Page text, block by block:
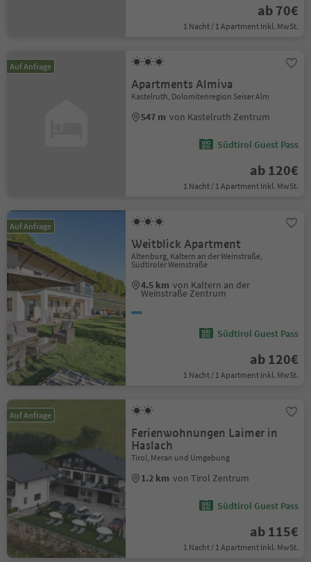
ab 70€
1 Nacht / 1 Apartment Inkl. MwSt.
Auf Anfrage
Apartments Almiva
Kastelruth, Dolomitenregion Seiser Alm
547 m von Kastelruth Zentrum
Südtirol Guest Pass
ab 120€
1 Nacht / 1 Apartment Inkl. MwSt.
Auf Anfrage
Weitblick Apartment
Altenburg, Kaltern an der Weinstraße,
Südtiroler Weinstraße
4.5 km von Kaltern an der
Weinstraße Zentrum
Südtirol Guest Pass
ab 120€
1 Nacht / 1 Apartment Inkl. MwSt.
Auf Anfrage
Ferienwohnungen Laimer in
Haslach
Tirol, Meran und Umgebung
1.2 km von Tirol Zentrum
Südtirol Guest Pass
ab 115€
1 Nacht / 1 Apartment Inkl. MwSt.